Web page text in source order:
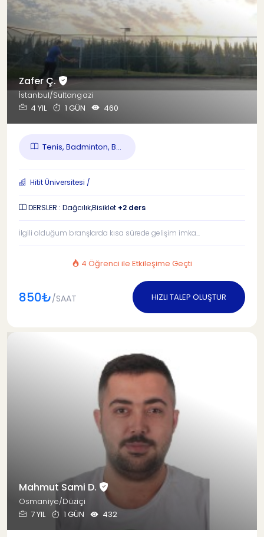
Zafer Ç.
İstanbul/Sultangazi
4 YIL
1 GÜN 460
Tenis, Badminton, B...
Hitit Üniversitesi /
DERSLER : Dağcılık,Bisiklet +2 ders
İlgili olduğum branşlarda kısa sürede gelişim imka...
4 Öğrenci ile Etkileşime Geçti
850₺/SAAT HIZLI TALEP OLUŞTUR
Mahmut Sami D.
Osmaniye/Düziçi
7 YIL
1 GÜN 432